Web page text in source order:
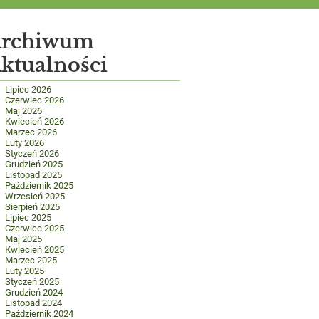
Lipiec 2026
Czerwiec 2026
Maj 2026
Kwiecień 2026
Marzec 2026
Luty 2026
Styczeń 2026
Grudzień 2025
Listopad 2025
Październik 2025
Wrzesień 2025
Sierpień 2025
Lipiec 2025
Czerwiec 2025
Maj 2025
Kwiecień 2025
Marzec 2025
Luty 2025
Styczeń 2025
Grudzień 2024
Listopad 2024
Październik 2024